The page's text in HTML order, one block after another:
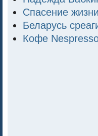
Спасение
Беларусь
Кофе